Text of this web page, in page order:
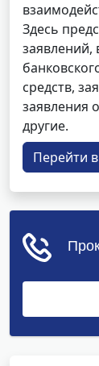
Здесь
заявлений,
средств,
заявления
другие.
Перейти